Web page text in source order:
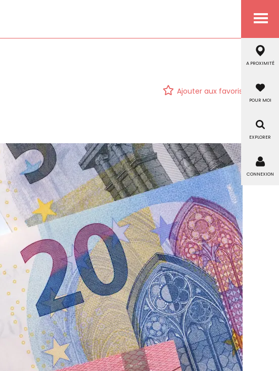
Menu
Ajouter aux favoris
A PROXIMITÉ
POUR MOI
EXPLORER
CONNEXION